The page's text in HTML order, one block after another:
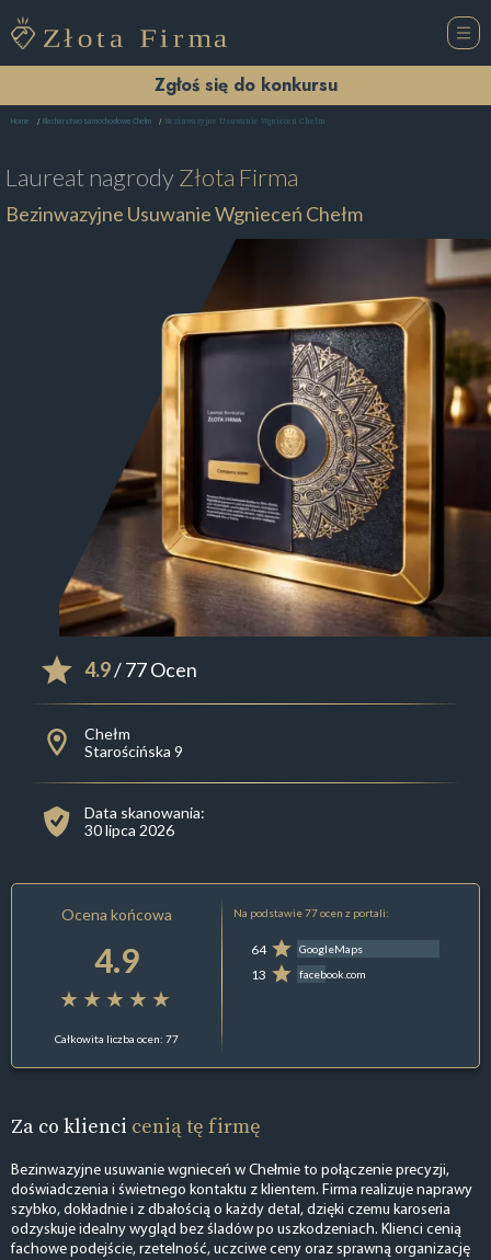
Zgłoś się do konkursu
Home Blacharstwo samochodowe Chełm Bezinwazyjne Usuwanie Wgnieceń Chełm
Laureat nagrodyZłota Firma
Bezinwazyjne Usuwanie Wgnieceń Chełm
4.9/ 77 Ocen
Chełm
Starościńska 9
Data skanowania:
30 lipca 2026
Ocena końcowa
4.9
Całkowita liczba ocen: 77
Na podstawie 77 ocen z portali:
64 GoogleMaps
13 facebook.com
Za co klienci cenią tę firmę
Bezinwazyjne usuwanie wgnieceń w Chełmie to połączenie precyzji,
doświadczenia i świetnego kontaktu z klientem. Firma realizuje naprawy
szybko, dokładnie i z dbałością o każdy detal, dzięki czemu karoseria
odzyskuje idealny wygląd bez śladów po uszkodzeniach. Klienci cenią
fachowe podejście, rzetelność, uczciwe ceny oraz sprawną organizację